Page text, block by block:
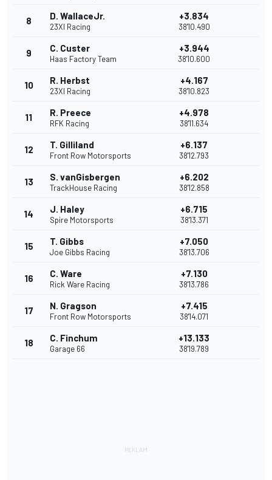
8 D. WallaceJr.
23XI Racing
+3.834
38'10.490
9 C. Custer
Haas Factory Team
+3.944
38'10.600
10 R. Herbst
23XI Racing
+4.167
38'10.823
11 R. Preece
RFK Racing
+4.978
38'11.634
12 T. Gilliland
Front Row Motorsports
+6.137
38'12.793
13 S. vanGisbergen
TrackHouse Racing
+6.202
38'12.858
14 J. Haley
Spire Motorsports
+6.715
38'13.371
15 T. Gibbs
Joe Gibbs Racing
+7.050
38'13.706
16 C. Ware
Rick Ware Racing
+7.130
38'13.786
17 N. Gragson
Front Row Motorsports
+7.415
38'14.071
18 C. Finchum
Garage 66
+13.133
38'19.789